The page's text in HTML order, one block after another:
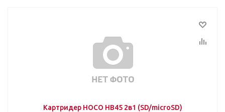
Картридер HOCO HB45 2в1 (SD/microSD)